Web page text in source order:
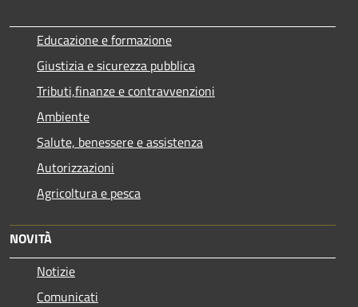
Educazione e formazione
Giustizia e sicurezza pubblica
Tributi,finanze e contravvenzioni
Ambiente
Salute, benessere e assistenza
Autorizzazioni
Agricoltura e pesca
NOVITÀ
Notizie
Comunicati